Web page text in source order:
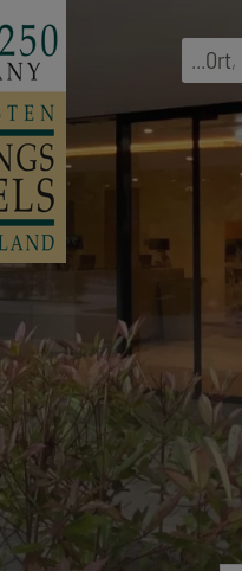
...Ort,